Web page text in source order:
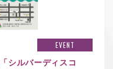
EVENT
「シルバーディスコ